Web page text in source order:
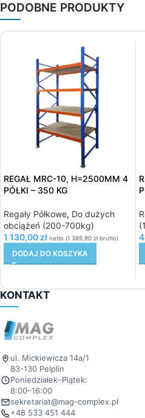
PODOBNE PRODUKTY
REGAŁ MRC-10, H=2500MM 4
PÓŁKI – 350 KG
Regały Półkowe, Do dużych
obciążeń (200-700kg)
1 130,00 zł netto (1 389,90 zł brutto)
DODAJ DO KOSZYKA
KONTAKT
ul. Mickiewicza 14a/1
83-130 Pelplin
Poniedziałek–Piątek:
8:00–16:00
sekretariat@mag-complex.pl
+48 533 451 444